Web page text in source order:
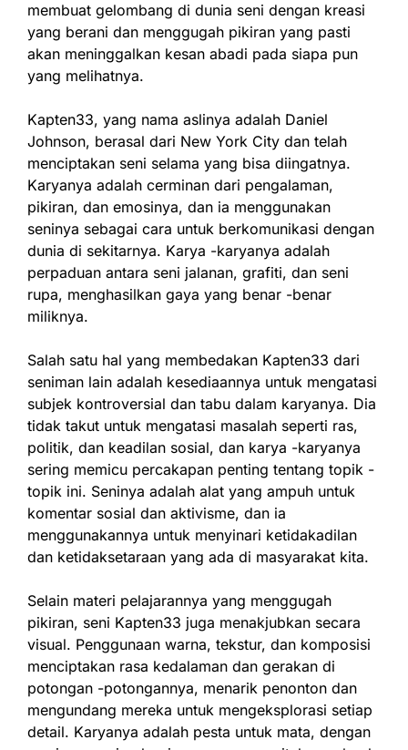
membuat gelombang di dunia seni dengan kreasi
yang berani dan menggugah pikiran yang pasti
akan meninggalkan kesan abadi pada siapa pun
yang melihatnya.
Kapten33, yang nama aslinya adalah Daniel
Johnson, berasal dari New York City dan telah
menciptakan seni selama yang bisa diingatnya.
Karyanya adalah cerminan dari pengalaman,
pikiran, dan emosinya, dan ia menggunakan
seninya sebagai cara untuk berkomunikasi dengan
dunia di sekitarnya. Karya -karyanya adalah
perpaduan antara seni jalanan, grafiti, dan seni
rupa, menghasilkan gaya yang benar -benar
miliknya.
Salah satu hal yang membedakan Kapten33 dari
seniman lain adalah kesediaannya untuk mengatasi
subjek kontroversial dan tabu dalam karyanya. Dia
tidak takut untuk mengatasi masalah seperti ras,
politik, dan keadilan sosial, dan karya -karyanya
sering memicu percakapan penting tentang topik -
topik ini. Seninya adalah alat yang ampuh untuk
komentar sosial dan aktivisme, dan ia
menggunakannya untuk menyinari ketidakadilan
dan ketidaksetaraan yang ada di masyarakat kita.
Selain materi pelajarannya yang menggugah
pikiran, seni Kapten33 juga menakjubkan secara
visual. Penggunaan warna, tekstur, dan komposisi
menciptakan rasa kedalaman dan gerakan di
potongan -potongannya, menarik penonton dan
mengundang mereka untuk mengeksplorasi setiap
detail. Karyanya adalah pesta untuk mata, dengan